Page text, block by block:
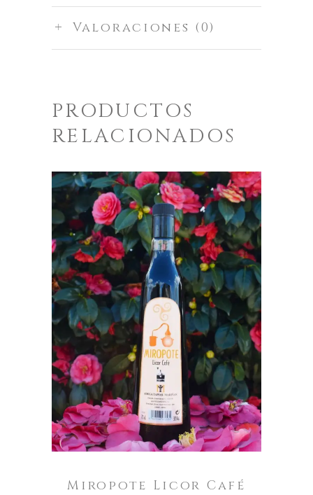
Valoraciones (0)
PRODUCTOS
RELACIONADOS
AÑADIR AL CARRITO
Miropote Licor Café